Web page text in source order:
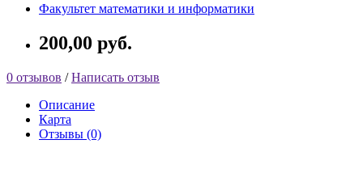
Факультет математики и информатики
200,00 руб.
0 отзывов /Написать отзыв
Описание
Карта
Отзывы (0)